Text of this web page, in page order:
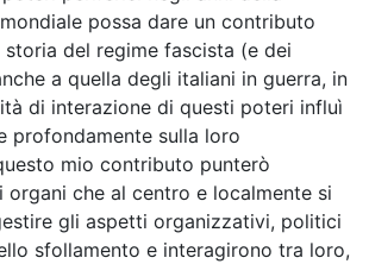
possa dare un contributo
del regime fascista (e dei
a quella degli italiani in guerra, in
di interazione di questi poteri influì
profondamente sulla loro
mio contributo punterò
organi che al centro e localmente si
gli aspetti organizzativi, politici
sfollamento e interagirono tra loro,